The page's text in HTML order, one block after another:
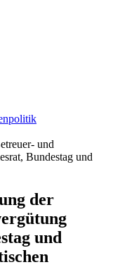
und
Bundestag und
der
und